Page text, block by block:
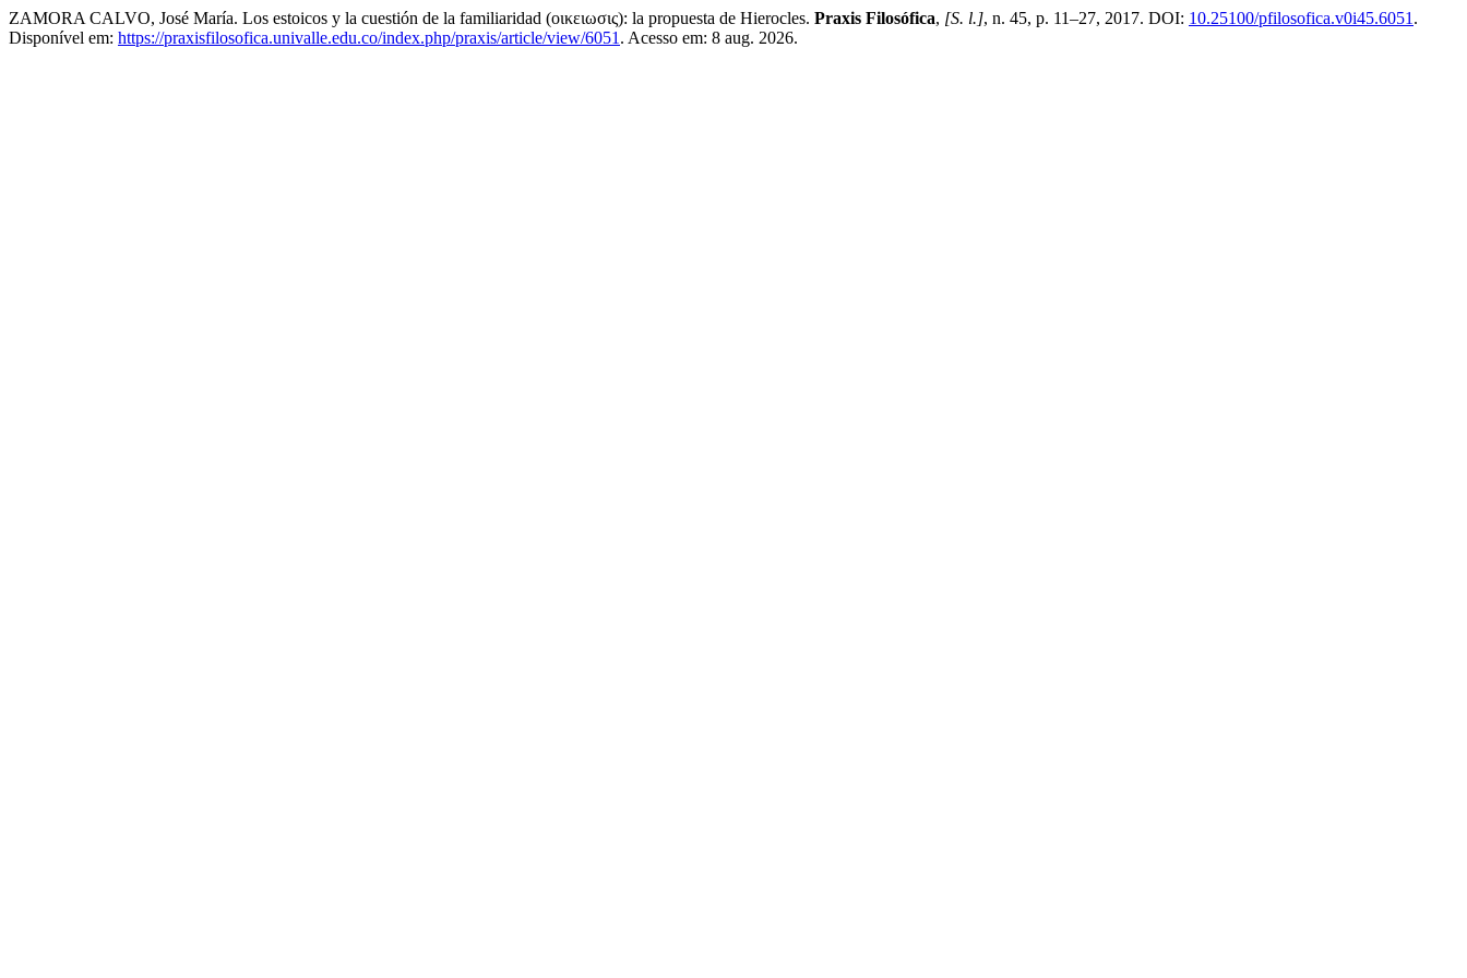
ZAMORA CALVO, José María. Los estoicos y la cuestión de la familiaridad (οικειωσις): la propuesta de Hierocles. Praxis Filosófica, [S. l.], n. 45, p. 11–27, 2017. DOI: 10.25100/pfilosofica.v0i45.6051 .
Disponível em: https://praxisfilosofica.univalle.edu.co/index.php/praxis/article/view/6051 . Acesso em: 8 aug. 2026.